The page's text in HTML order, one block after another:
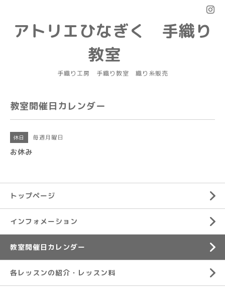
アトリエひなぎく 手織り
教室
手織り工房 手織り教室 織り糸販売
教室開催日カレンダー
休日 毎週月曜日
お休み
トップページ
インフォメーション
教室開催日カレンダー
各レッスンの紹介・レッスン料